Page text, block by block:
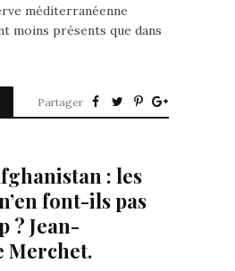
méditerranéenne
moins présents que dans
Partager
: les
font-ils pas
? Jean-
Merchet.